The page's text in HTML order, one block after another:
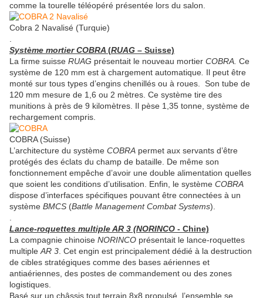
comme la tourelle téléopéré présentée lors du salon.
Cobra 2 Navalisé (Turquie)
Système mortier COBRA (RUAG – Suisse)
La firme suisse RUAG présentait le nouveau mortier COBRA. Ce
système de 120 mm est à chargement automatique Il peut être
monté sur tous types d’engins chenillés ou à roues. Son tube de
120 mm mesure de 1,6 ou 2 mètres. Ce système tire des
munitions à près de 9 kilomètres. Il pèse 1,35 tonne, système de
rechargement compris.
COBRA (Suisse)
L’architecture du système COBRA permet aux servants d’être
protégés des éclats du champ de bataille. De même son
fonctionnement empêche d’avoir une double alimentation quelles
que soient les conditions d’utilisation. Enfin, le système COBRA
dispose d’interfaces spécifiques pouvant être connectées à un
système BMCS (Battle Management Combat Systems).
Lance-roquettes multiple AR 3 (NORINCO - Chine)
La compagnie chinoise NORINCO présentait le lance-roquettes
multiple AR 3 . Cet engin est principalement dédié à la destruction
de cibles stratégiques comme des bases aériennes et
antiaériennes, des postes de commandement ou des zones
logistiques.
Basé sur un châssis tout terrain 8x8 propulsé, l’ensemble se